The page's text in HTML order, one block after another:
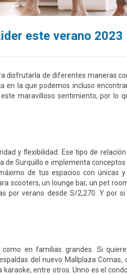
este verano 2023
disfrutarla de diferentes maneras
la que podemos incluso
maravilloso sentimiento, por lo
y flexibilidad. Ese tipo de
de Surquillo e implementa
de tus espacios con únicas
scooters, un lounge bar, un pet
por verano desde S/2,270. Y por
en familias grandes. Si
del nuevo Mallplaza
entre otros. Unno es el